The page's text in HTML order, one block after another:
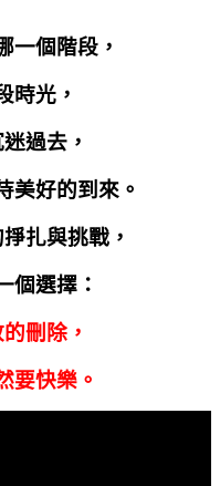
一個階段，
時光，
過去，
美好的到來。
扎與挑戰，
個選擇：
刪除，
要快樂。